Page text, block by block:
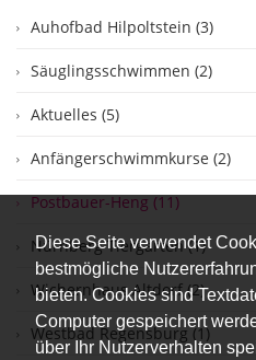
Diese Seite verwendet
bestmögliche
bieten. Cookies sind
Computer gespeichert
über Ihr Nutzerverhalten
Auhofbad Hilpoltstein (3)
Säuglingsschwimmen (2)
Aktuelles (5)
Anfängerschwimmkurse (2)
Postbauer-Heng (11)
Nürnberg Tiergarten (1)
Wichernhaus Altdorf (2)
Westbad Regensburg (1)